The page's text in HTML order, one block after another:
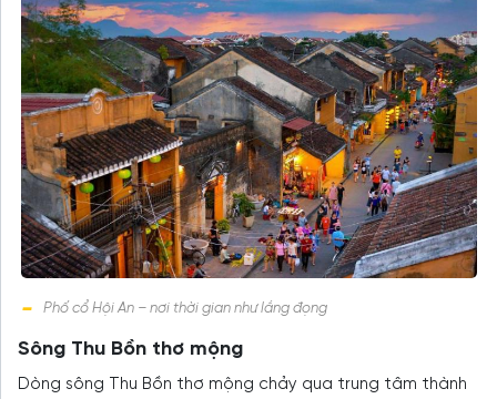
Phố cổ Hội An – nơi thời gian như lắng đọng
Sông Thu Bồn thơ mộng
Dòng sông Thu Bồn thơ mộng chảy qua trung tâm thành